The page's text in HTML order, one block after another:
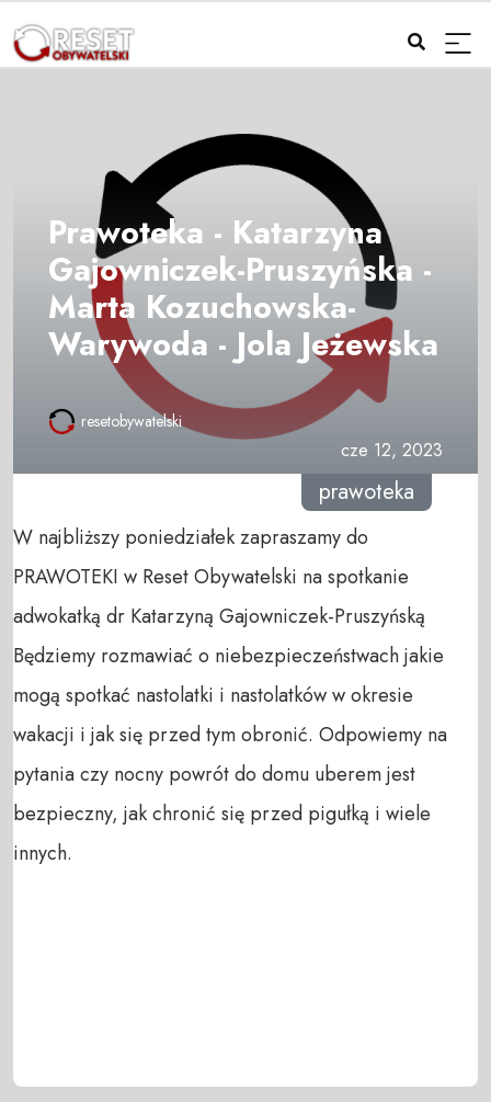
Prawoteka - Katarzyna
Gajowniczek-Pruszyńska -
Marta Kozuchowska-
Warywoda - Jola Jeżewska
resetobywatelski
cze 12, 2023
prawoteka
W najbliższy poniedziałek zapraszamy do
PRAWOTEKI w Reset Obywatelski na spotkanie
adwokatką dr Katarzyną Gajowniczek-Pruszyńską
Będziemy rozmawiać o niebezpieczeństwach jakie
mogą spotkać nastolatki i nastolatków w okresie
wakacji i jak się przed tym obronić. Odpowiemy na
pytania czy nocny powrót do domu uberem jest
bezpieczny, jak chronić się przed pigułką i wiele
innych.